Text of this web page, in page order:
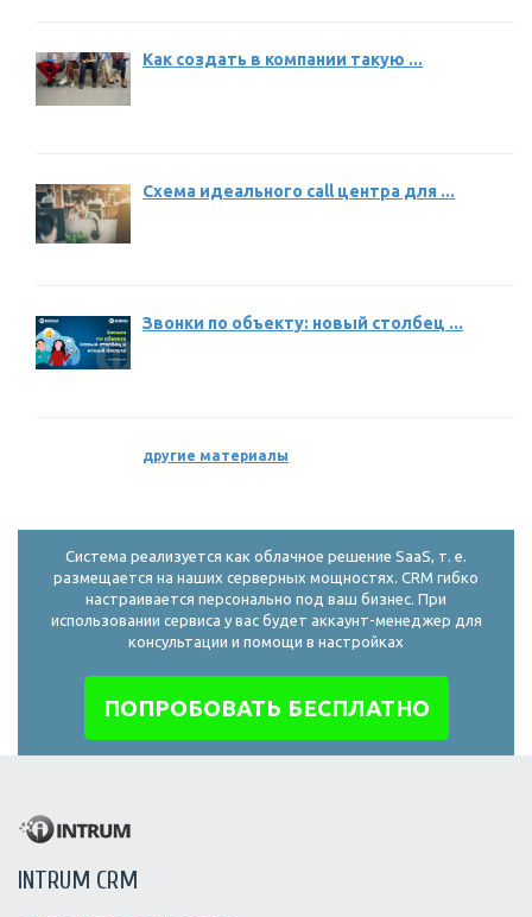
Как создать в компании такую ...
Схема идеального call центра для ...
Звонки по объекту: новый столбец ...
другие материалы
Система реализуется как облачное решение SaaS, т. е.
размещается на наших серверных мощностях. CRM гибко
настраивается персонально под ваш бизнес. При
использовании сервиса у вас будет аккаунт-менеджер для
консультации и помощи в настройках
ПОПРОБОВАТЬ БЕСПЛАТНО
INTRUM CRM